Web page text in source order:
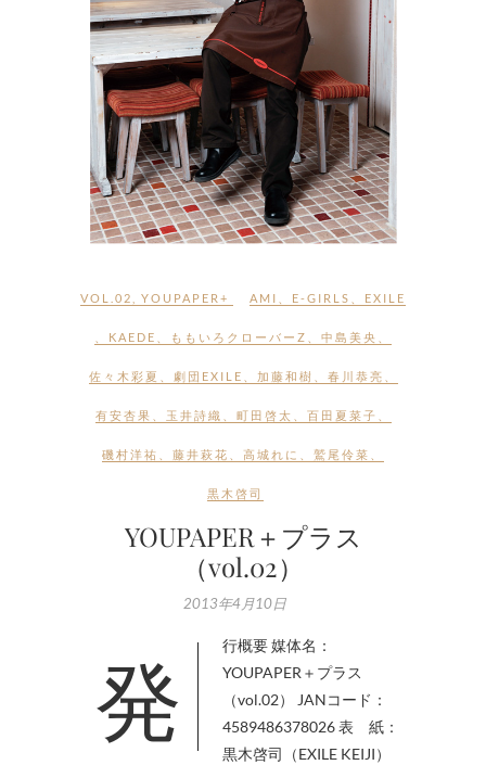
VOL.02 YOUPAPER+ AMI E-GIRLS EXILE
KAEDE ももいろクローバーZ 中島美央
佐々木彩夏 劇団EXILE 加藤和樹 春川恭亮
有安杏果 玉井詩織 町田啓太 百田夏菜子
磯村洋祐 藤井萩花 高城れに 鷲尾伶菜
黒木啓司
YOUPAPER＋プラス
（vol.02）
2013年4月10日
発行概要 媒体名：
YOUPAPER＋プラス
（vol.02） JANコード：
4589486378026 表 紙：
黒木啓司（EXILE KEIJI）